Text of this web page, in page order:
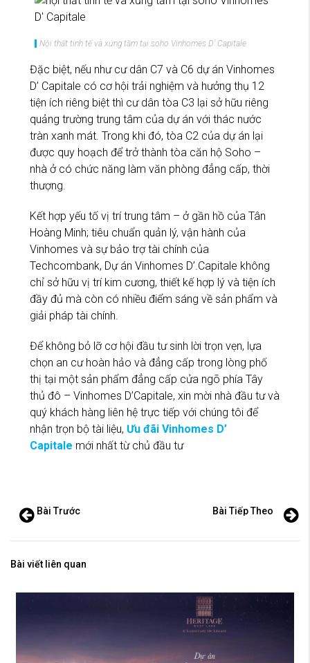
Nội thất tinh tế và xứng tầm tại soho Vinhomes D’ Capitale
Đặc biệt, nếu như cư dân C7 và C6 dự án Vinhomes
D’ Capitale có cơ hội trải nghiệm và hưởng thụ 12
tiện ích riêng biệt thì cư dân tòa C3 lại sở hữu riêng
quảng trường trung tâm của dự án với thác nước
tràn xanh mát. Trong khi đó, tòa C2 của dự án lại
được quy hoạch để trở thành tòa căn hộ Soho –
nhà ở có chức năng làm văn phòng đẳng cấp, thời
thượng.
Kết hợp yếu tố vị trí trung tâm – ở gần hồ của Tân
Hoàng Minh; tiêu chuẩn quản lý, vận hành của
Vinhomes và sự bảo trợ tài chính của
Techcombank, Dự án Vinhomes D’.Capitale không
chỉ sở hữu vị trí kim cương, thiết kế hợp lý và tiện ích
đầy đủ mà còn có nhiều điểm sáng về sản phẩm và
giải pháp tài chính.
Để không bỏ lỡ cơ hội đầu tư sinh lời trọn vẹn, lựa
chọn an cư hoàn hảo và đẳng cấp trong lòng phố
thị tại một sản phẩm đẳng cấp cửa ngõ phía Tây
thủ đô – Vinhomes D’Capitale, xin mời nhà đầu tư và
quý khách hàng liên hệ trực tiếp với chúng tôi để
nhận trọn bộ tài liệu, Ưu đãi Vinhomes D’
Capitale mới nhất từ chủ đầu tư
Bài Trước Bài Tiếp Theo
Bài viết liên quan